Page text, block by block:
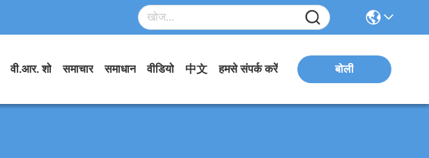
वी.आर. शो समाचार समाधान वीडियो 中文 हमसे संपर्क करें बोली